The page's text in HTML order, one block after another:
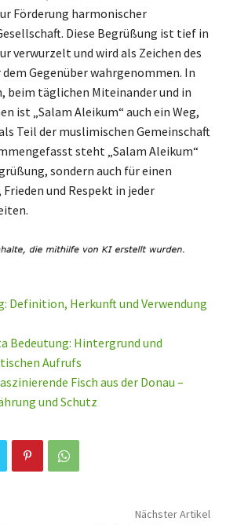
Förderung harmonischer
Diese Begrüßung ist tief in
verwurzelt und wird als Zeichen des
Gegenüber wahrgenommen. In
beim täglichen Miteinander und in
ist „Salam Aleikum“ auch ein Weg,
Teil der muslimischen Gemeinschaft
steht „Salam Aleikum“
sondern auch für einen
und Respekt in jeder
Definition, Herkunft und Verwendung
Bedeutung: Hintergrund und
Aufrufs
Fisch aus der Donau –
und Schutz
Nächster Artikel